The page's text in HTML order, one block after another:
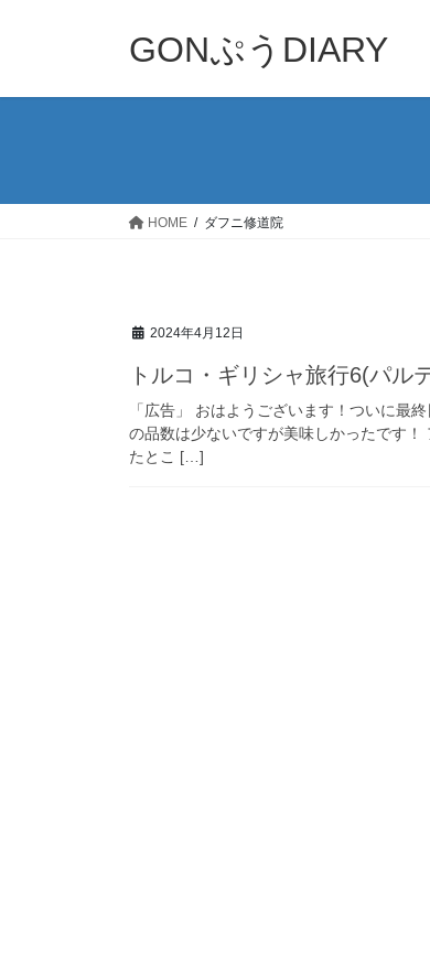
GONぷうDIARY
HOME ダフニ修道院
2024年4月12日
トルコ・ギリシャ旅行6(パル
「広告」 おはようございます！ついに最
の品数は少ないですが美味しかったです
たとこ […]